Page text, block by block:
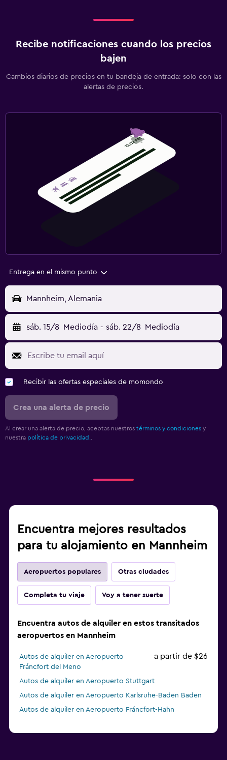
Recibe notificaciones cuando los precios
bajen
Cambios diarios de precios en tu bandeja de entrada: solo con las
alertas de precios.
Entrega en el mismo punto
Mannheim, Alemania
sáb. 15/8 Mediodía - sáb. 22/8 Mediodía
Recibir las ofertas especiales de momondo
Crea una alerta de precio
Al crear una alerta de precio, aceptas nuestros términos y condiciones y
nuestra política de privacidad..
Encuentra mejores resultados
para tu alojamiento en Mannheim
Aeropuertos populares Otras ciudades
Completa tu viaje Voy a tener suerte
Encuentra autos de alquiler en estos transitados
aeropuertos en Mannheim
Autos de alquiler en Aeropuerto
Fráncfort del Meno
a partir de $26
Autos de alquiler en Aeropuerto Stuttgart
Autos de alquiler en Aeropuerto Karlsruhe-Baden Baden
Autos de alquiler en Aeropuerto Fráncfort-Hahn